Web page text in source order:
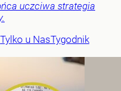
uczciwa strategia
Tylko u NasTygodnik